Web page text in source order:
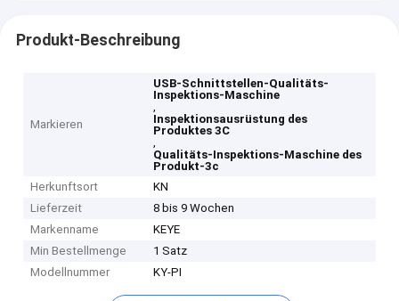
Produkt-Beschreibung
Markieren
USB-Schnittstellen-Qualitäts-
Inspektions-Maschine
,
Inspektionsausrüstung des
Produktes 3C
,
Qualitäts-Inspektions-Maschine des
Produkt-3c
Herkunftsort
KN
Lieferzeit
8 bis 9 Wochen
Markenname
KEYE
Min Bestellmenge
1 Satz
Modellnummer
KY-PI